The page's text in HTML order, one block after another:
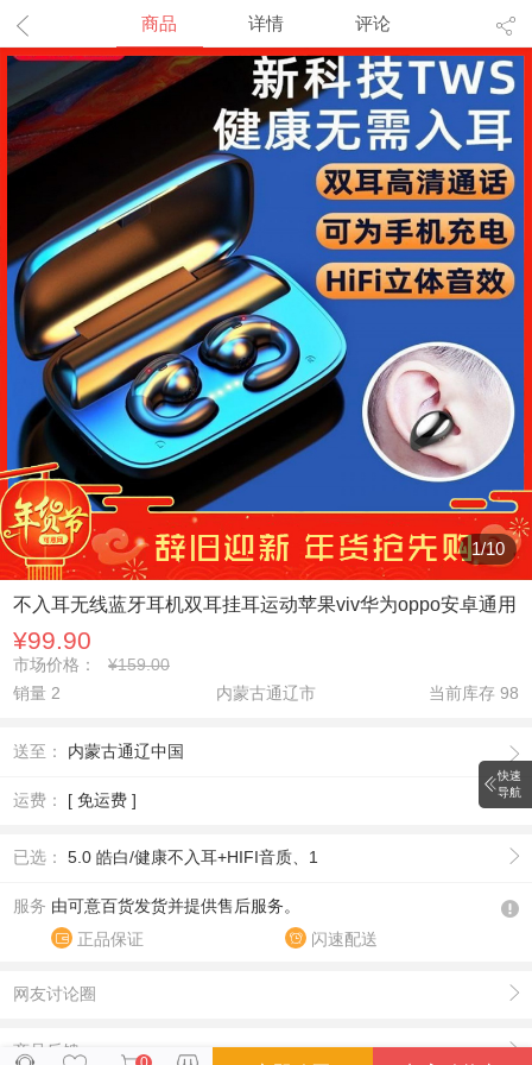
商品 详情 评论
1/10
不入耳无线蓝牙耳机双耳挂耳运动苹果viv华为oppo安卓通用
¥99.90
市场价格：
¥159.00
销量 2
内蒙古通辽市 当前库存 98
送至： 内蒙古通辽中国
运费： [ 免运费 ]
已选： 5.0 皓白/健康不入耳+HIFI音质、1
服务 由可意百货发货并提供售后服务。
正品保证
闪速配送
网友讨论圈
商品反馈
快速
导航